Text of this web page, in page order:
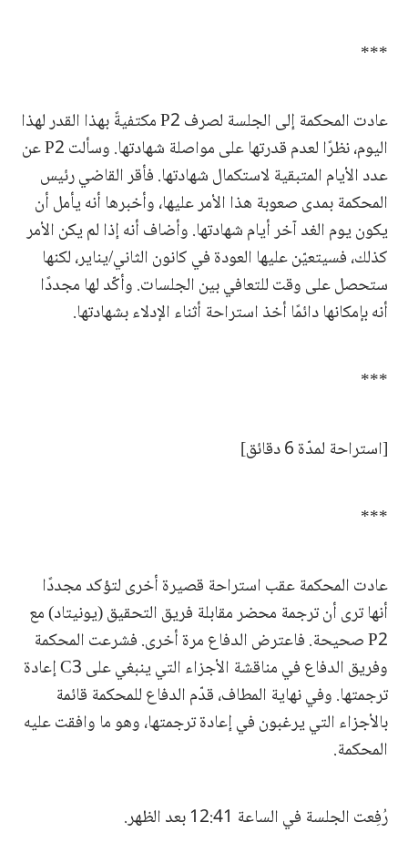
***
عادت المحكمة إلى الجلسة لصرف P2 مكتفيةً بهذا القدر لهذا
اليوم، نظرًا لعدم قدرتها على مواصلة شهادتها. وسألت P2 عن
عدد الأيام المتبقية لاستكمال شهادتها. فأقر القاضي رئيس
المحكمة بمدى صعوبة هذا الأمر عليها، وأخبرها أنه يأمل أن
يكون يوم الغد آخر أيام شهادتها. وأضاف أنه إذا لم يكن الأمر
كذلك، فسيتعيّن عليها العودة في كانون الثاني/يناير، لكنها
ستحصل على وقت للتعافي بين الجلسات. وأكّد لها مجددًا
أنه بإمكانها دائمًا أخذ استراحة أثناء الإدلاء بشهادتها.
***
[استراحة لمدّة 6 دقائق]
***
عادت المحكمة عقب استراحة قصيرة أخرى لتؤكد مجددًا
أنها ترى أن ترجمة محضر مقابلة فريق التحقيق (يونيتاد) مع
P2 صحيحة. فاعترض الدفاع مرة أخرى. فشرعت المحكمة
وفريق الدفاع في مناقشة الأجزاء التي ينبغي على C3 إعادة
ترجمتها. وفي نهاية المطاف، قدّم الدفاع للمحكمة قائمة
بالأجزاء التي يرغبون في إعادة ترجمتها، وهو ما وافقت عليه
المحكمة.
رُفِعت الجلسة في الساعة 12:41 بعد الظهر.